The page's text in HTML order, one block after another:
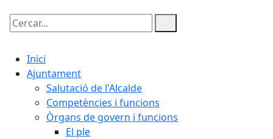
Cercar:
Inici
Ajuntament
Salutació de l'Alcalde
Competències i funcions
Òrgans de govern i funcions
El ple